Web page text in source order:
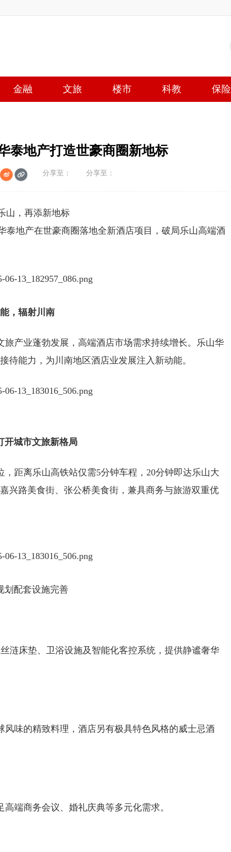
金融 文旅 楼市 科教 保险
泰地产打造世豪商圈新地标
分享至： 分享至：
山，再添新地标
泰地产在世豪商圈落地全新酒店项目，破局乐山高端酒
，辐射川南
旅产业蓬勃发展，高端酒店市场需求持续增长。乐山华
接待能力，为川南地区酒店业发展注入新动能。
开城市文旅新格局
，距离乐山高铁站仅需5分钟车程，20分钟即达乐山大
兴路美食街、张公桥美食街，兼具商务与旅游双重优
划配套设施完善
涟床垫、卫浴设施及智能化客控系统，提供静谧奢华
风味的精致料理，酒店另有极具特色风格的威士忌酒
端商务会议、婚礼庆典等多元化需求。